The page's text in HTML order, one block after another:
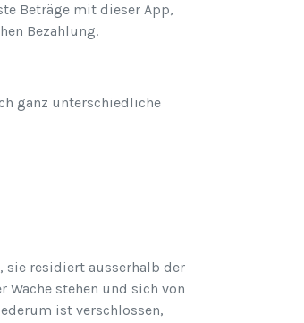
Beträge mit dieser App,
Bezahlung.
ganz unterschiedliche
residiert ausserhalb der
stehen und sich von
ist verschlossen,